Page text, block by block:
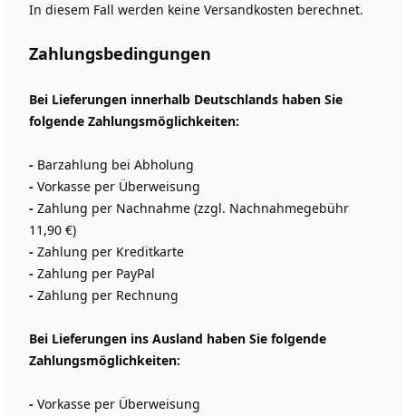
In diesem Fall werden keine Versandkosten berechnet.
Zahlungsbedingungen
Bei Lieferungen innerhalb Deutschlands haben Sie
folgende Zahlungsmöglichkeiten:
- Barzahlung bei Abholung
- Vorkasse per Überweisung
- Zahlung per Nachnahme (zzgl. Nachnahmegebühr
11,90 €)
- Zahlung per Kreditkarte
- Zahlung per PayPal
- Zahlung per Rechnung
Bei Lieferungen ins Ausland haben Sie folgende
Zahlungsmöglichkeiten:
- Vorkasse per Überweisung